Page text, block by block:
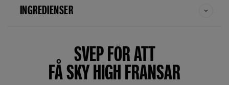
INGREDIENSER
SVEP FÖR ATT
FÅ SKY HIGH FRANSAR